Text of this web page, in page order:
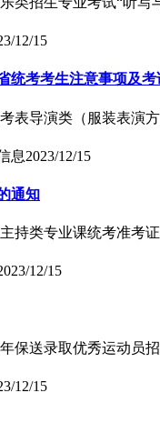
12/15
统考考生注意事项及
表导演类（服装表演
息2023/12/15
通知
持类专业课统考准考
12/15
保送录取优秀运动员
12/15